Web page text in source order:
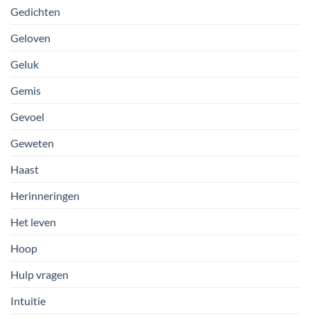
Gedichten
Geloven
Geluk
Gemis
Gevoel
Geweten
Haast
Herinneringen
Het leven
Hoop
Hulp vragen
Intuitie